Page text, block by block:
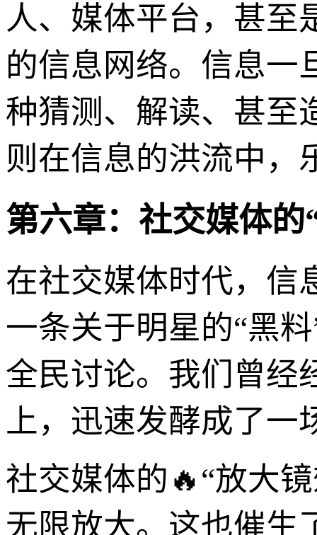
人、媒体平台，甚至
的信息网络。信息一
种猜测、解读、甚至
则在信息的洪流中，
第六章：社交媒体
在社交媒体时代，信
一条关于明星的“黑
全民讨论。我们曾经
上，迅速发酵成了一
社交媒体的🔥“放大
无限放大。这也催生